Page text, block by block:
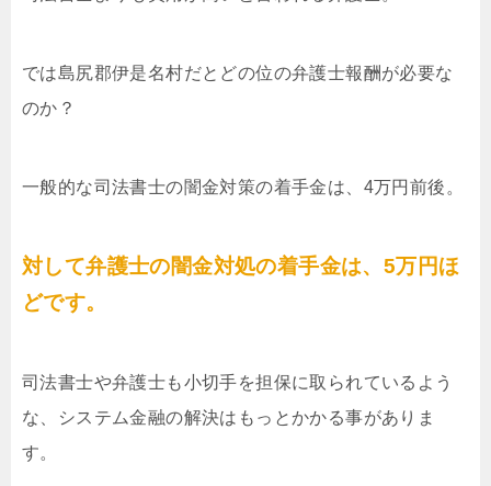
では島尻郡伊是名村だとどの位の弁護士報酬が必要な
のか？
一般的な司法書士の闇金対策の着手金は、4万円前後。
対して弁護士の闇金対処の着手金は、5万円ほ
どです。
司法書士や弁護士も小切手を担保に取られているよう
な、システム金融の解決はもっとかかる事がありま
す。